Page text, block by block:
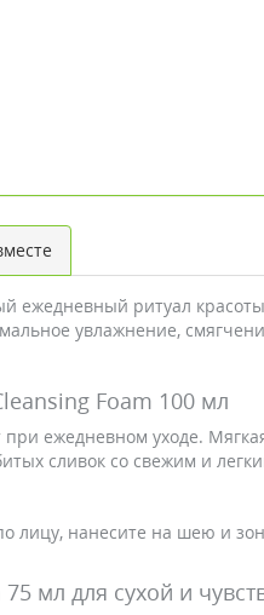
ежедневный ритуал
увлажнение,
Foam 100 мл
ежедневном уходе.
сливок со свежим и
лицу, нанесите на шею и
мл для сухой и